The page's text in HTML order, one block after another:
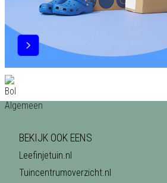
BEKIJK OOK EENS
Leefinjetuin.nl
Tuincentrumoverzicht.nl